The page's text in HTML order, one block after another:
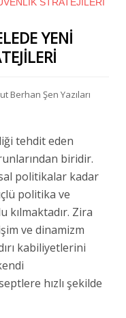
YENİ
Berhan Şen Yazıları
tehdit eden
biridir.
politikalar kadar
politika ve
Zira
ve dinamizm
kabiliyetlerini
hızlı şekilde